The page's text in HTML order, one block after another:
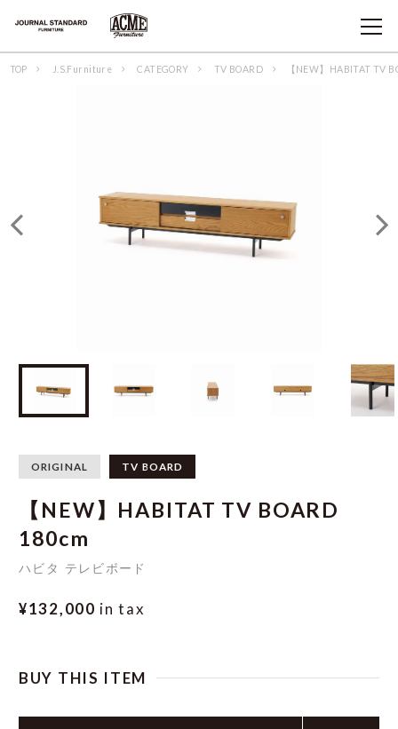
TOP J.S.Furniture CATEGORY TV BOARD 【NEW】HABITAT
ORIGINAL TV BOARD
【NEW】HABITAT TV BOARD
180cm
ハビタ テレビボード
¥132,000 in tax
BUY THIS ITEM